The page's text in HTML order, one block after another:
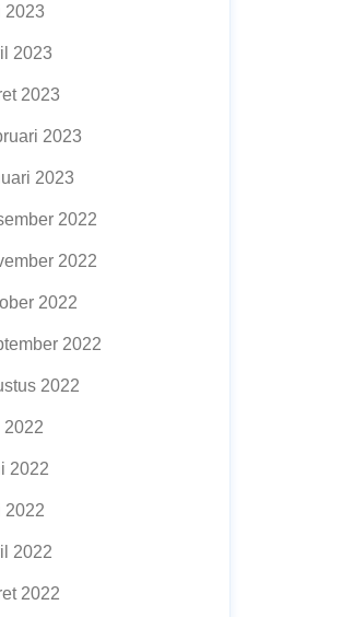
2023
2023
2023
2023
2023
2022
2022
2022
2022
2022
2022
2022
2022
2022
2022